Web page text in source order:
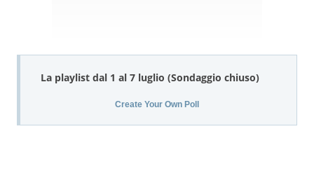
La playlist dal 1 al 7 luglio (Sondaggio chiuso)
Create Your Own Poll